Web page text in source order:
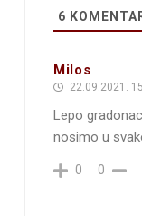
6
Milos
22.09.2021.
Lepo
nosimo u
0 0